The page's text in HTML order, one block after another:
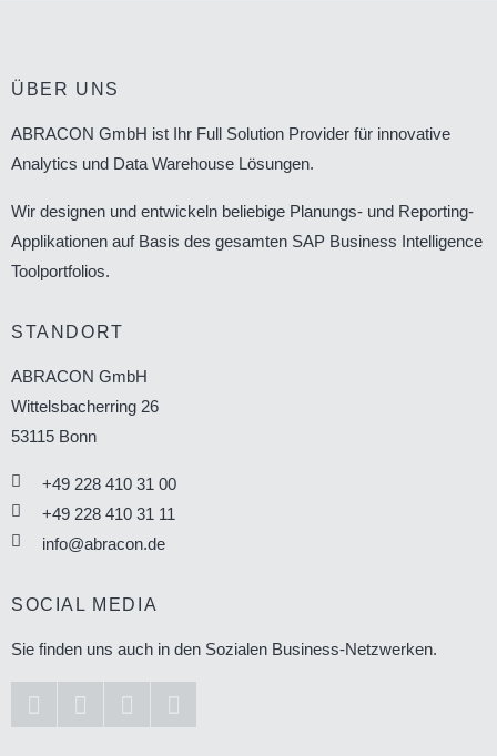
ÜBER UNS
ABRACON GmbH ist Ihr Full Solution Provider für innovative
Analytics und Data Warehouse Lösungen.
Wir designen und entwickeln beliebige Planungs- und Reporting-
Applikationen auf Basis des gesamten SAP Business Intelligence
Toolportfolios.
STANDORT
ABRACON GmbH
Wittelsbacherring 26
53115 Bonn
+49 228 410 31 00
+49 228 410 31 11
info@abracon.de
SOCIAL MEDIA
Sie finden uns auch in den Sozialen Business-Netzwerken.